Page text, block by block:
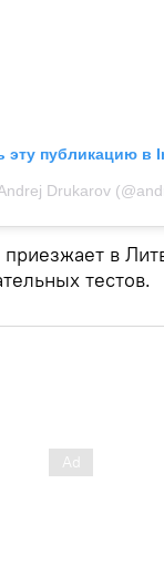
эту публикацию в
Drukarov
в
тестов.